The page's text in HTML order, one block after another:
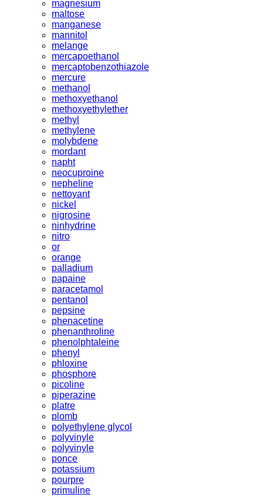
magnesium
maltose
manganese
mannitol
melange
mercapoethanol
mercaptobenzothiazole
mercure
methanol
methoxyethanol
methoxyethylether
methyl
methylene
molybdene
mordant
napht
neocuproine
nepheline
nettoyant
nickel
nigrosine
ninhydrine
nitro
or
orange
palladium
papaine
paracetamol
pentanol
pepsine
phenacetine
phenanthroline
phenolphtaleine
phenyl
phloxine
phosphore
picoline
piperazine
platre
plomb
polyethylene glycol
polyvinyle
polyvinyle
ponce
potassium
pourpre
primuline